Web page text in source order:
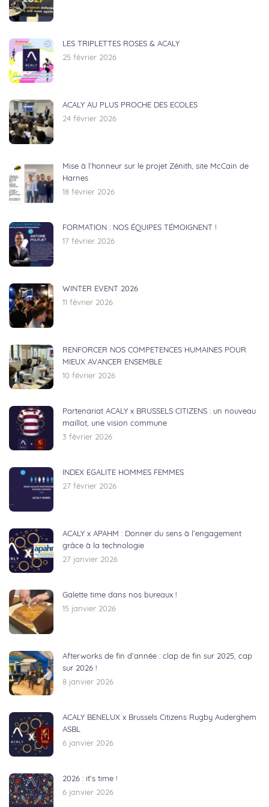
LES TRIPLETTES ROSES & ACALY
25 février 2026
ACALY AU PLUS PROCHE DES ECOLES
24 février 2026
Mise à l’honneur sur le projet Zénith, site McCain de
Harnes
18 février 2026
FORMATION : NOS ÉQUIPES TÉMOIGNENT !
17 février 2026
WINTER EVENT 2026
11 février 2026
RENFORCER NOS COMPETENCES HUMAINES POUR
MIEUX AVANCER ENSEMBLE
10 février 2026
Partenariat ACALY x BRUSSELS CITIZENS : un nouveau
maillot, une vision commune
3 février 2026
INDEX EGALITE HOMMES FEMMES
27 février 2026
ACALY x APAHM : Donner du sens à l’engagement
grâce à la technologie
27 janvier 2026
Galette time dans nos bureaux !
15 janvier 2026
Afterworks de fin d’année : clap de fin sur 2025, cap
sur 2026 !
8 janvier 2026
ACALY BENELUX x Brussels Citizens Rugby Auderghem
ASBL
6 janvier 2026
2026 : it’s time !
6 janvier 2026